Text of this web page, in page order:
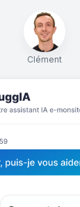
Clément